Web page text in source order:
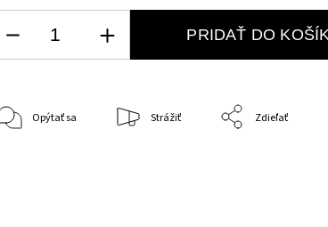
PRIDAŤ DO
Opýtať sa Strážiť Zdieľať